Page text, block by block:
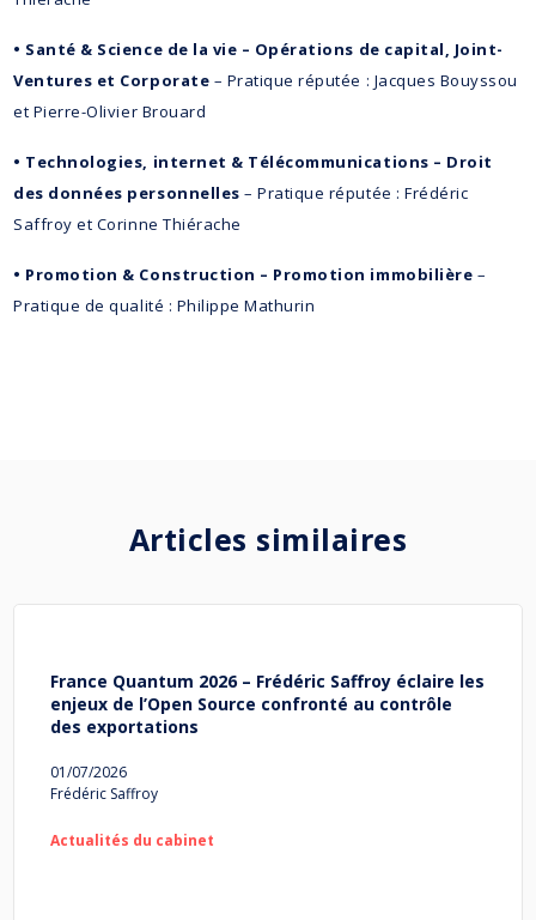
• Santé & Science de la vie – Opérations de capital, Joint-
Ventures et Corporate – Pratique réputée : Jacques Bouyssou
et Pierre-Olivier Brouard
• Technologies, internet & Télécommunications – Droit
des données personnelles – Pratique réputée : Frédéric
Saffroy et Corinne Thiérache
• Promotion & Construction – Promotion immobilière –
Pratique de qualité : Philippe Mathurin
Articles similaires
France Quantum 2026 – Frédéric Saffroy éclaire les
enjeux de l’Open Source confronté au contrôle
des exportations
01/07/2026
Frédéric Saffroy
Actualités du cabinet